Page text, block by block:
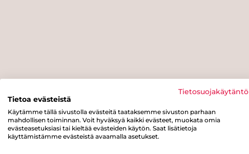
Tietosuojakäytäntö
Tietoa evästeistä
Käytämme tällä sivustolla evästeitä taataksemme sivuston parhaan
mahdollisen toiminnan. Voit hyväksyä kaikki evästeet, muokata omia
evästeasetuksiasi tai kieltää evästeiden käytön. Saat lisätietoja
käyttämistämme evästeistä avaamalla asetukset.